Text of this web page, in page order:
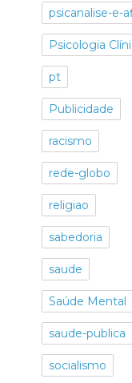
psicanalise-e-
Psicologia
pt
Publicidade
racismo
rede-globo
religiao
sabedoria
saude
Saúde Mental
saude-publica
socialismo